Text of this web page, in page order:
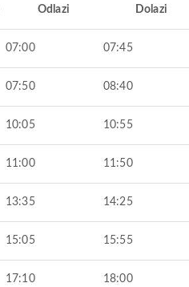
Odlazi Dolazi
07:00 07:45
07:50 08:40
10:05 10:55
11:00 11:50
13:35 14:25
15:05 15:55
17:10 18:00